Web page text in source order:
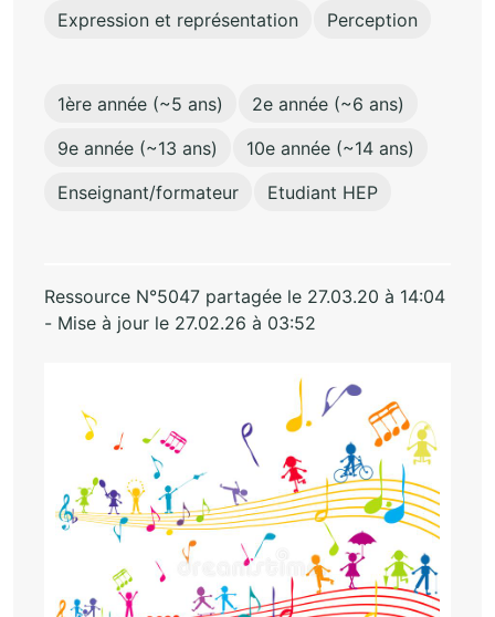
Expression et représentation
Perception
1ère année (~5 ans)
2e année (~6 ans)
9e année (~13 ans)
10e année (~14 ans)
Enseignant/formateur
Etudiant HEP
Ressource N°5047 partagée le 27.03.20 à 14:04
- Mise à jour le 27.02.26 à 03:52